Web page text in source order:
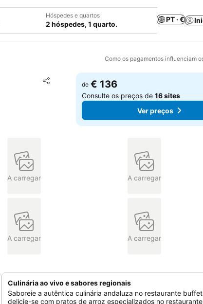
Hóspedes e quartos
2 hóspedes, 1 quarto.
PT · €
Como os pagamentos influenciam
Partilhar
Adicionar aos favoritos
de € 136
Consulte os preços de16 sites
Ver preços
A carregar A carregar
A carregar A carregar
Culinária ao vivo e sabores regionais
Saboreie a autêntica culinária andaluza no restaurante
delicie-se com pratos de arroz especializados no restaurante